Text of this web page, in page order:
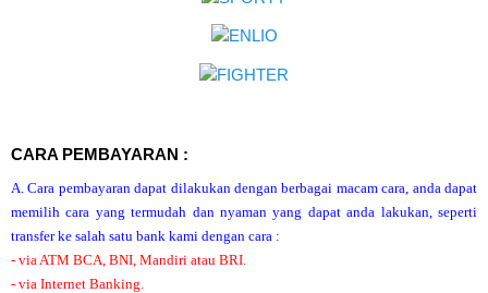
CARA PEMBAYARAN :
A. Cara pembayaran dapat dilakukan dengan berbagai macam cara, anda dapat
memilih cara yang termudah dan nyaman yang dapat anda lakukan, seperti
transfer ke salah satu bank kami dengan cara :
- via ATM BCA, BNI, Mandiri atau BRI.
- via Internet Banking.